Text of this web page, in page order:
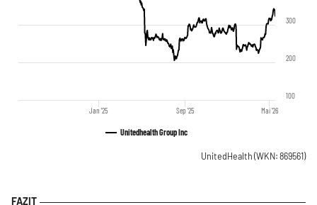
Unitedhealth Group Inc
Jan '25 Sep '25 Mai '26
100
200
300
UnitedHealth (WKN: 869561)